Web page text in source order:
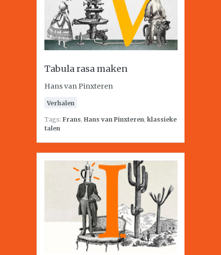
Tabula rasa maken
Hans van Pinxteren
Verhalen
Tags: Frans, Hans van Pinxteren, klassieke
talen